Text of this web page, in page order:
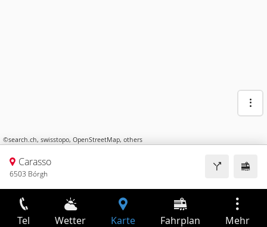
©search.ch, swisstopo, OpenStreetMap, others
Carasso
6503 Bórgh
Tel Wetter Karte Fahrplan Mehr